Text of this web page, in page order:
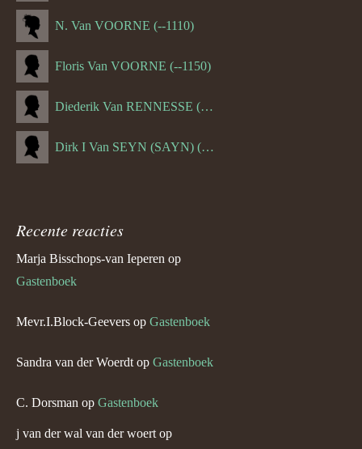
N. Van VOORNE (--1110)
Floris Van VOORNE (--1150)
Diederik Van RENNESSE (--1144)
Dirk I Van SEYN (SAYN) (--1120)
Recente reacties
Marja Bisschops-van Ieperen op
Gastenboek
Mevr.I.Block-Geevers op Gastenboek
Sandra van der Woerdt op Gastenboek
C. Dorsman op Gastenboek
j van der wal van der woert op